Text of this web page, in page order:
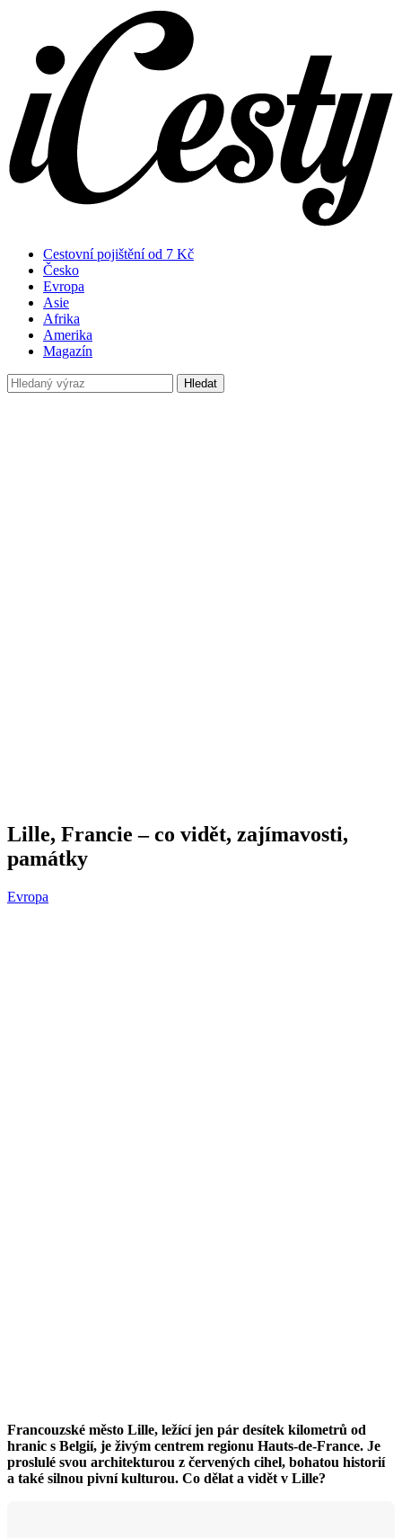
Cestovní pojištění od 7 Kč
Česko
Evropa
Asie
Afrika
Amerika
Magazín
Hledat
Lille, Francie – co vidět, zajímavosti,
památky
Evropa
Francouzské město Lille, ležící jen pár desítek kilometrů od
hranic s Belgií, je živým centrem regionu Hauts-de-France. Je
proslulé svou architekturou z červených cihel, bohatou historií
a také silnou pivní kulturou. Co dělat a vidět v Lille?